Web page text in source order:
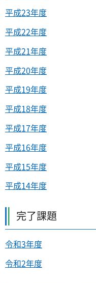
平成23年度
平成22年度
平成21年度
平成20年度
平成19年度
平成18年度
平成17年度
平成16年度
平成15年度
平成14年度
完了課題
令和3年度
令和2年度